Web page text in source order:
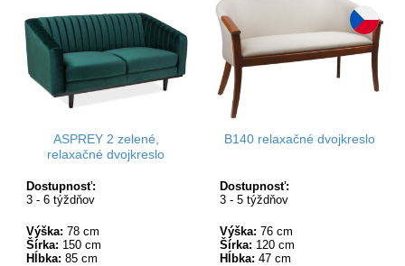
ASPREY 2 zelené,
relaxačné dvojkreslo
Dostupnosť:
3 - 6 týždňov
Výška: 78 cm
Šírka: 150 cm
Hĺbka: 85 cm
B140 relaxačné dvojkreslo
Dostupnosť:
3 - 5 týždňov
Výška: 76 cm
Šírka: 120 cm
Hĺbka: 47 cm